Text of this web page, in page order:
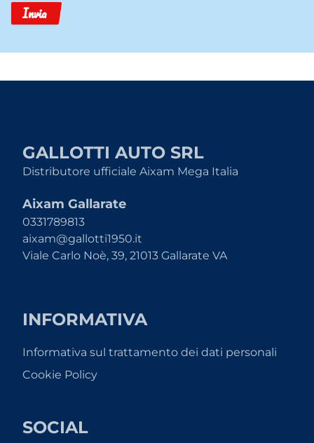
Invia
GALLOTTI AUTO SRL
Distributore ufficiale Aixam Mega Italia
Aixam Gallarate
0331789813
aixam@gallotti1950.it
Viale Carlo Noè, 39, 21013 Gallarate VA
INFORMATIVA
Informativa sul trattamento dei dati personali
Cookie Policy
SOCIAL